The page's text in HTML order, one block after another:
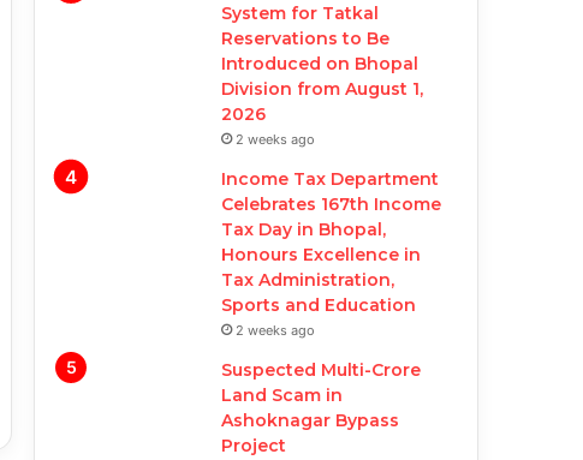
System for Tatkal
Reservations to Be
Introduced on Bhopal
Division from August 1,
2026
2 weeks ago
Income Tax Department
Celebrates 167th Income
Tax Day in Bhopal,
Honours Excellence in
Tax Administration,
Sports and Education
2 weeks ago
Suspected Multi-Crore
Land Scam in
Ashoknagar Bypass
Project